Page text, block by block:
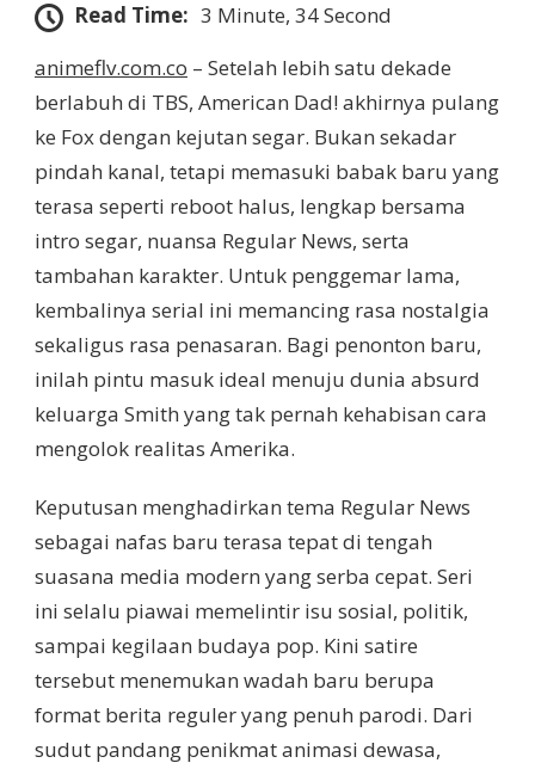
Read Time: 3 Minute, 34 Second
animeflv.com.co – Setelah lebih satu dekade
berlabuh di TBS, American Dad! akhirnya pulang
ke Fox dengan kejutan segar. Bukan sekadar
pindah kanal, tetapi memasuki babak baru yang
terasa seperti reboot halus, lengkap bersama
intro segar, nuansa Regular News, serta
tambahan karakter. Untuk penggemar lama,
kembalinya serial ini memancing rasa nostalgia
sekaligus rasa penasaran. Bagi penonton baru,
inilah pintu masuk ideal menuju dunia absurd
keluarga Smith yang tak pernah kehabisan cara
mengolok realitas Amerika.
Keputusan menghadirkan tema Regular News
sebagai nafas baru terasa tepat di tengah
suasana media modern yang serba cepat. Seri
ini selalu piawai memelintir isu sosial, politik,
sampai kegilaan budaya pop. Kini satire
tersebut menemukan wadah baru berupa
format berita reguler yang penuh parodi. Dari
sudut pandang penikmat animasi dewasa,